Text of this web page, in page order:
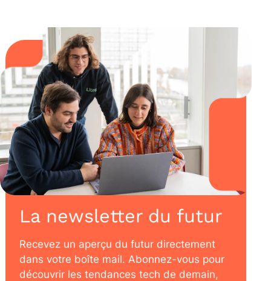
La newsletter du futur
Recevez un aperçu du futur directement
dans votre boîte mail. Abonnez-vous pour
découvrir les tendances tech de demain,